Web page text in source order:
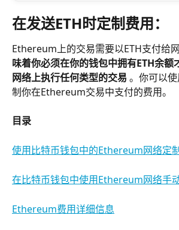
在发送ETH时定制费用：
Ethereum上的交易需要以ETH支付给
味着你必须在你的钱包中拥有ETH余
网络上执行任何类型的交易 。你可以使
制你在Ethereum交易中支付的费用。
目录
使用比特币钱包中的Ethereum网络定
在比特币钱包中使用Ethereum网络手
Ethereum费用详细信息